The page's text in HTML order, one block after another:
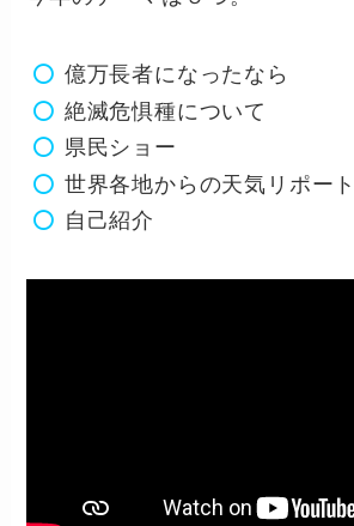
億万長者になったなら
絶滅危惧種について
県民ショー
世界各地からの天気リポート
自己紹介